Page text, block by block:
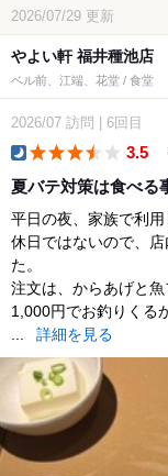
2026/07/29 更新
やよい軒 福井種池店
ベル前、江端、花堂 / 食堂
2026/07 訪問 6回目
3.5
夏バテ対策は食べる
平日の夜、家族で利用
休日ではないので、
た。
注文は、からあげと魚
1,000円でお釣りくる
詳細を見る